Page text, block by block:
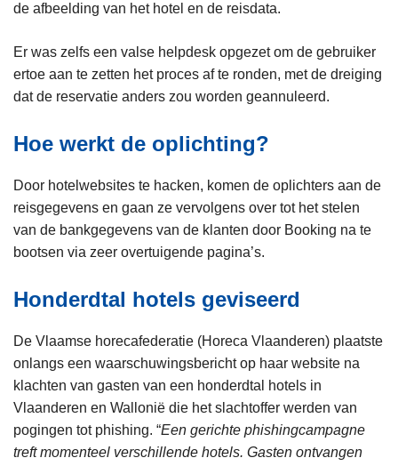
de afbeelding van het hotel en de reisdata.
Er was zelfs een valse helpdesk opgezet om de gebruiker
ertoe aan te zetten het proces af te ronden, met de dreiging
dat de reservatie anders zou worden geannuleerd.
Hoe werkt de oplichting?
Door hotelwebsites te hacken, komen de oplichters aan de
reisgegevens en gaan ze vervolgens over tot het stelen
van de bankgegevens van de klanten door Booking na te
bootsen via zeer overtuigende pagina’s.
Honderdtal hotels geviseerd
De Vlaamse horecafederatie (Horeca Vlaanderen) plaatste
onlangs een waarschuwingsbericht op haar website na
klachten van gasten van een honderdtal hotels in
Vlaanderen en Wallonië die het slachtoffer werden van
pogingen tot phishing. “Een gerichte phishingcampagne
treft momenteel verschillende hotels. Gasten ontvangen